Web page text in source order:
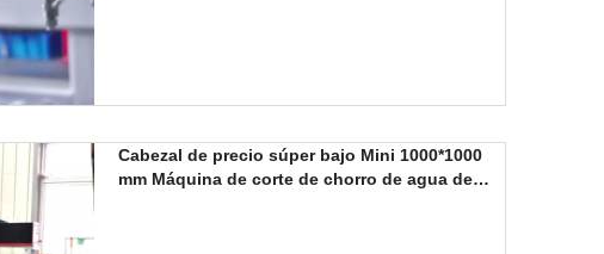
Cabezal de precio súper bajo Mini 1000*1000
mm Máquina de corte de chorro de agua de